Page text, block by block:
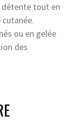
détente tout en
ou en gelée
des